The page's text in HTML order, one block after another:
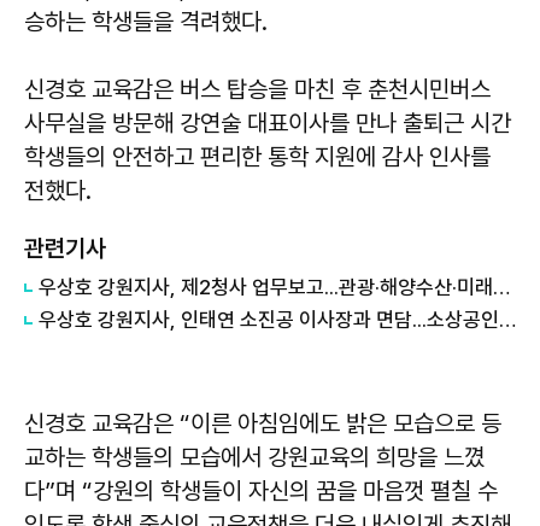
승하는 학생들을 격려했다.
신경호 교육감은 버스 탑승을 마친 후 춘천시민버스
사무실을 방문해 강연술 대표이사를 만나 출퇴근 시간
학생들의 안전하고 편리한 통학 지원에 감사 인사를
전했다.
관련기사
우상호 강원지사, 제2청사 업무보고...관광·해양수산·미래산업 해법 찾는다
우상호 강원지사, 인태연 소진공 이사장과 면담...소상공인·전통시장 지원 협력체계 구축
신경호 교육감은 “이른 아침임에도 밝은 모습으로 등
교하는 학생들의 모습에서 강원교육의 희망을 느꼈
다”며 “강원의 학생들이 자신의 꿈을 마음껏 펼칠 수